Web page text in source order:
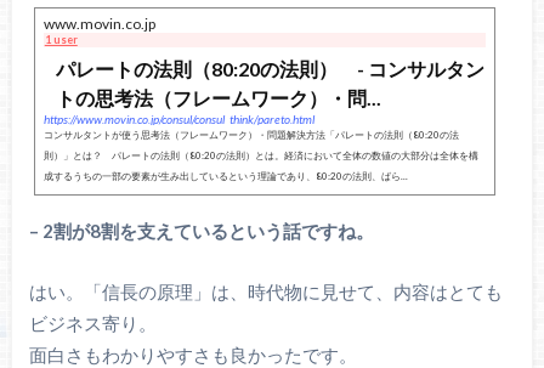
www.movin.co.jp
1 user
パレートの法則（80:20の法則） - コンサルタン
トの思考法（フレームワーク）・問...
https://www.movin.co.jp/consul/consul_think/pareto.html
コンサルタントが使う思考法（フレームワーク）・問題解決方法「パレートの法則（80:20の法
則）」とは？ パレートの法則（80:20の法則）とは。経済において全体の数値の大部分は全体を構
成するうちの一部の要素が生み出しているという理論であり、80:20の法則、ばら...
– 2割が8割を支えているという話ですね。
はい。「信長の原理」は、時代物に見せて、内容はとても
ビジネス寄り。
面白さもわかりやすさも良かったです。